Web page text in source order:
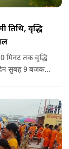
वृद्धि
मिनट तक वृद्धि
सुबह 9 बजकर